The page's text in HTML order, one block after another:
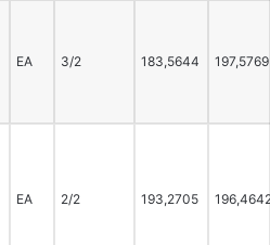
EA 3/2 183,5644 197,5769
EA 2/2 193,2705